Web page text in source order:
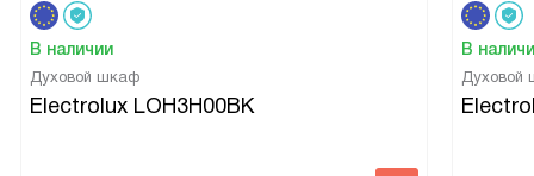
В наличии
Духовой шкаф
Electrolux LOH3H00BK
В
Духовой